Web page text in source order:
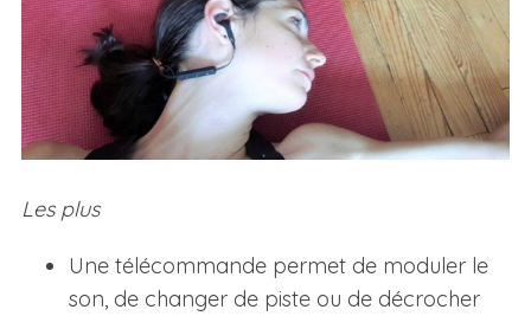
Les plus
Une télécommande permet de moduler le
son, de changer de piste ou de décrocher